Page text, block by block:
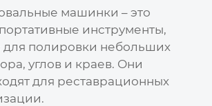
машинки – это
инструменты,
для полировки небольших
углов и краев. Они
для реставрационных